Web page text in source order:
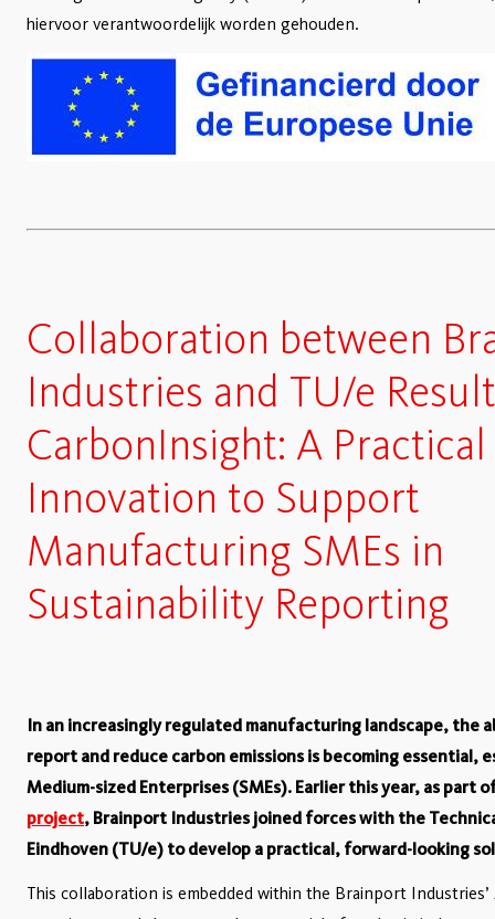
hiervoor verantwoordelijk worden gehouden.
Collaboration between
Industries and TU/e
CarbonInsight: A Practical
Innovation to Support
Manufacturing SMEs in
Sustainability Reporting
In an increasingly regulated manufacturing landscape, the
report and reduce carbon emissions is becoming essential,
Medium-sized Enterprises (SMEs). Earlier this year, as part
project, Brainport Industries joined forces with the
Eindhoven (TU/e) to develop a practical, forward-looking
This collaboration is embedded within the Brainport Industries’